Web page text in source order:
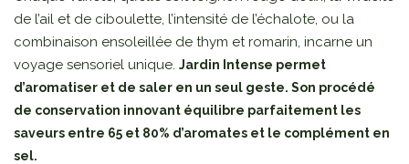
de l’ail et de ciboulette, l’intensité de l’échalote, ou la
combinaison ensoleillée de thym et romarin, incarne un
voyage sensoriel unique. Jardin Intense permet
d’aromatiser et de saler en un seul geste. Son procédé
de conservation innovant équilibre parfaitement les
saveurs entre 65 et 80% d’aromates et le complément en
sel.